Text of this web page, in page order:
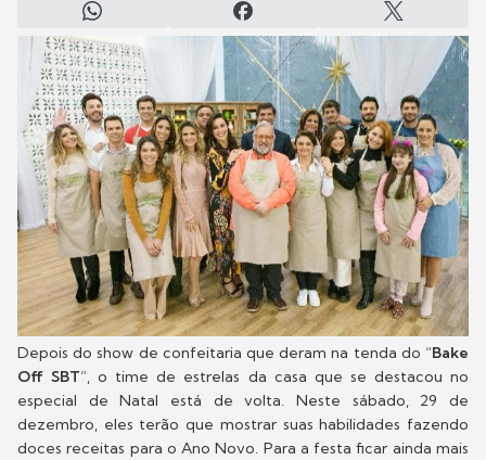
Depois do show de confeitaria que deram na tenda do “Bake
Off SBT”, o time de estrelas da casa que se destacou no
especial de Natal está de volta. Neste sábado, 29 de
dezembro, eles terão que mostrar suas habilidades fazendo
doces receitas para o Ano Novo. Para a festa ficar ainda mais